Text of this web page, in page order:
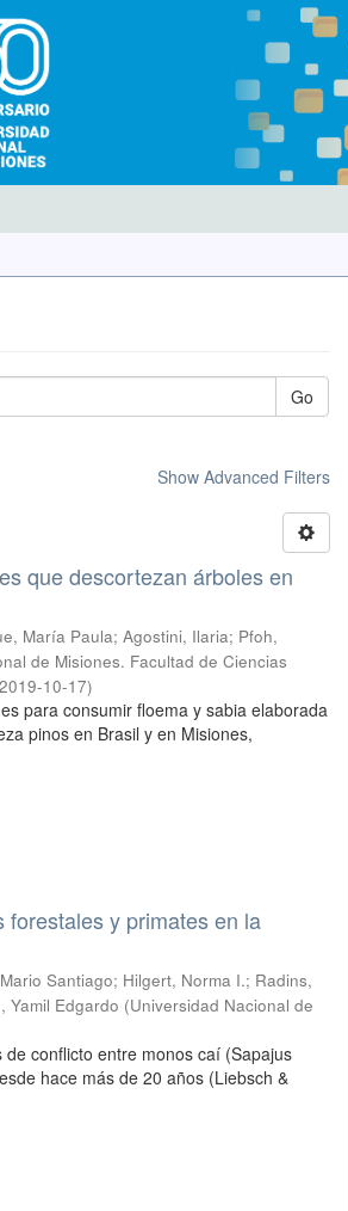
Go
Show Advanced Filters
que descortezan árboles en
María Paula; Agostini, Ilaria; Pfoh,
de Misiones. Facultad de Ciencias
2019-10-17)
para consumir floema y sabia elaborada
pinos en Brasil y en Misiones,
y primates en la
Santiago; Hilgert, Norma I.; Radins,
Yamil Edgardo (Universidad Nacional de
conflicto entre monos caí (Sapajus
hace más de 20 años (Liebsch &